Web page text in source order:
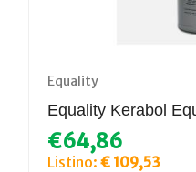
Equality
Equality Kerabol
€64,86
Listino: € 109,53